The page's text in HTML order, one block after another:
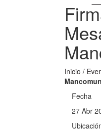
Inicio /
Fecha
27 Abr